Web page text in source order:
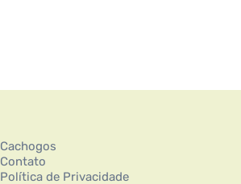
Cachogos
Contato
Política de Privacidade